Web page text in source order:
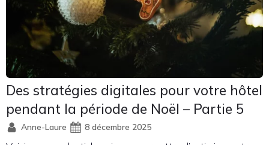
Des stratégies digitales pour votre hôtel
pendant la période de Noël – Partie 5
Anne-Laure 8 décembre 2025